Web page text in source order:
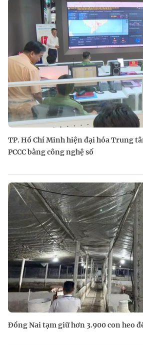
TP. Hồ Chí Minh hiện đại hóa Trung
PCCC bằng công nghệ số
Đồng Nai tạm giữ hơn 3.900 con heo